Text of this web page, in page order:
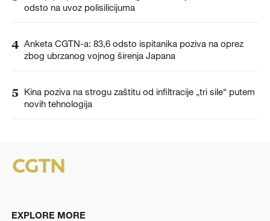
odsto na uvoz polisilicijuma
4 Anketa CGTN-a: 83,6 odsto ispitanika poziva na oprez
zbog ubrzanog vojnog širenja Japana
5
Kina poziva na strogu zaštitu od infiltracije „tri sile“ putem
novih tehnologija
EXPLORE MORE